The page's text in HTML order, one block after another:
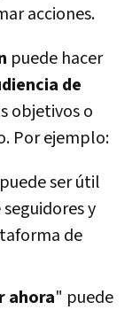
acciones.
puede hacer
de
objetivos o
Por ejemplo:
ser útil
y
de
ahora" puede